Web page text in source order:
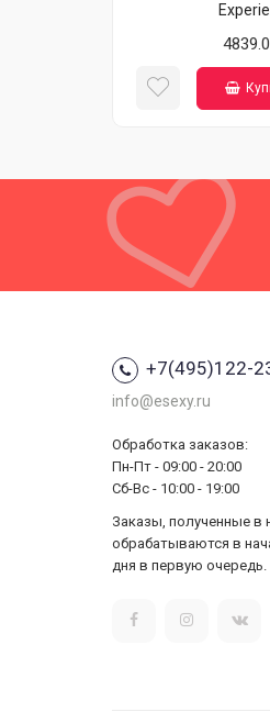
+7(495)122-
info@esexy.ru
Обработка заказов:
Пн-Пт - 09:00 - 20:00
Сб-Вс - 10:00 - 19:00
Заказы, полученные в
обрабатываются в
дня в первую очередь.